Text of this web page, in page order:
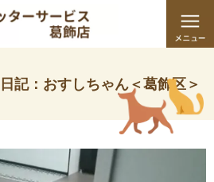
記：おすしちゃん＜葛飾区＞